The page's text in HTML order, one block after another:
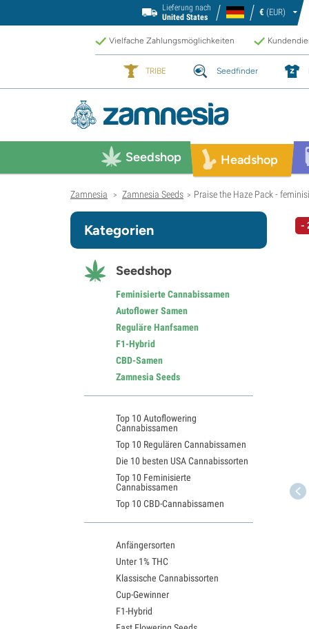
Lieferung nach
United States
€ (EUR)
Vielfache Zahlungsmöglichkeiten
TRIBE Seedfinder
Seedshop Headshop
Zamnesia > Zamnesia Seeds > Praise the Haze Pack -
-
Kategorien
Seedshop
Feminisierte Cannabissamen
Autoflower Samen
Reguläre Hanfsamen
F1-Hybrid
CBD-Samen
Zamnesia Seeds
Top 10 Autoflowering
Cannabissamen
Top 10 Regulären Cannabissamen
Die 10 besten USA Cannabissorten
Top 10 Feminisierte
Cannabissamen
Top 10 CBD-Cannabissamen
Anfängersorten
Unter 1% THC
Klassische Cannabissorten
Cup-Gewinner
F1-Hybrid